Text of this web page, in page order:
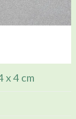
x 4 cm